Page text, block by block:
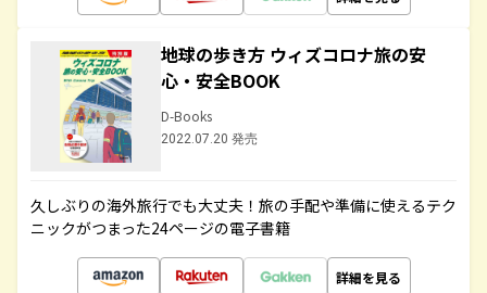
地球の歩き方 ウィズコロナ旅の安
心・安全BOOK
D-Books
2022.07.20 発売
久しぶりの海外旅行でも大丈夫！旅の手配や準備に使えるテク
ニックがつまった24ページの電子書籍
詳細を見る